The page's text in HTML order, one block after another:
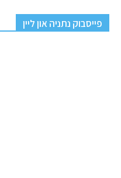
פייסבוק נתניה און ליין